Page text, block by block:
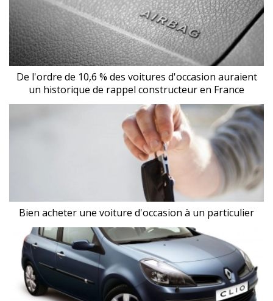
De l'ordre de 10,6 % des voitures d'occasion auraient
un historique de rappel constructeur en France
Bien acheter une voiture d'occasion à un particulier